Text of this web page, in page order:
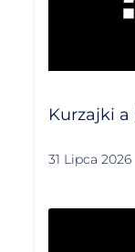
Kurzajki a
31 Lipca 2026